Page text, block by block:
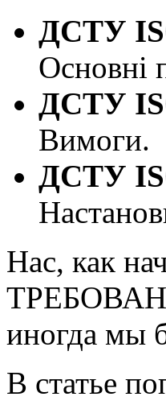
ДСТУ
Основні
ДСТУ
Вимоги.
ДСТУ
Нас, как
иногда мы
В статье